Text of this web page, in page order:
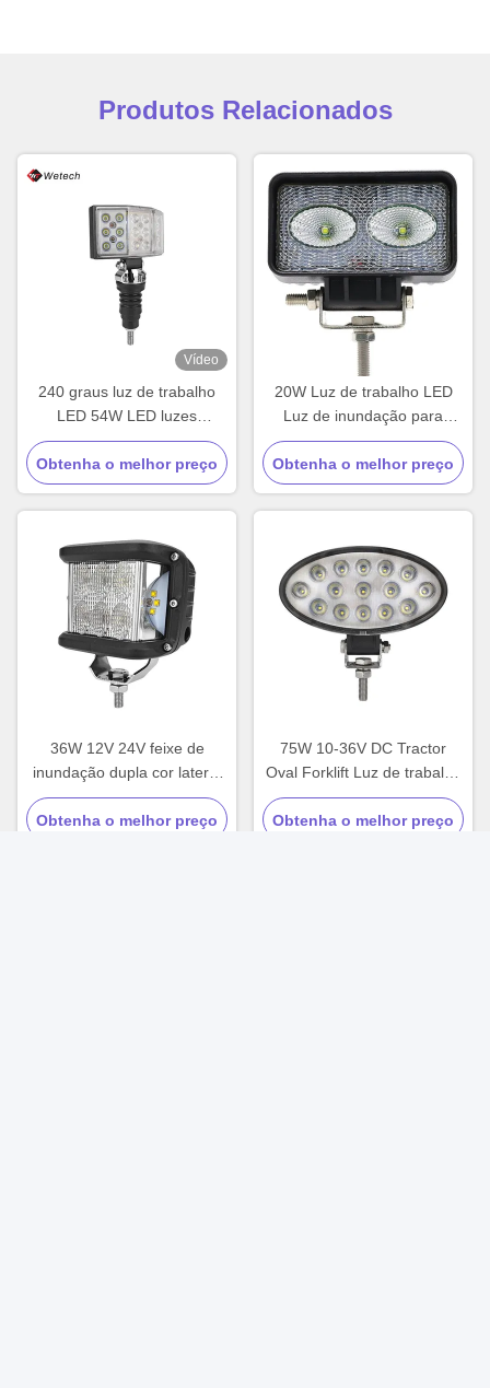
Produtos Relacionados
Vídeo
240 graus luz de trabalho
LED 54W LED luzes
auxiliares à prova de água
Obtenha o melhor preço
20W Luz de trabalho LED
Luz de inundação para
motocicleta SUV ATV Tractor
Obtenha o melhor preço
36W 12V 24V feixe de
inundação dupla cor lateral
Strobe LED luz de trabalho
Obtenha o melhor preço
75W 10-36V DC Tractor
Oval Forklift Luz de trabalho
LED
Obtenha o melhor preço